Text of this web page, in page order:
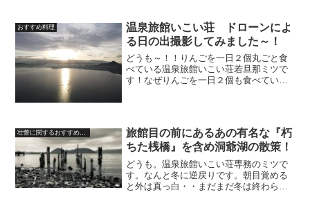
おすすめ料理
温泉旅館いこい荘 ドローンによ
る日の出撮影してみました～！
どうも～！！りんごを一日２個丸ごと食
べている温泉旅館いこい荘若旦那ミツで
す！なぜりんごを一日２個も食べている
が。「一日一個のりんごは...
壮瞥に関するおすすめ情報
旅館目の前にあるあの有名な『朽
ちた桟橋』を含め洞爺湖の散策！
どうも。温泉旅館いこい荘専務のミツで
す。なんと冬に逆戻りです。朝目覚める
と外は真っ白・・まだまだ冬は終わらな